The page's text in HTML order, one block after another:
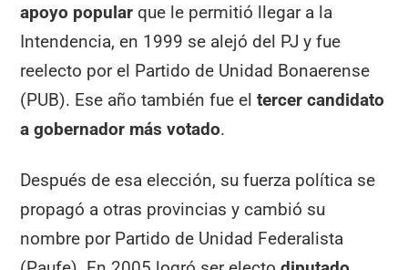
apoyo popular que le permitió llegar a la
Intendencia, en 1999 se alejó del PJ y fue
reelecto por el Partido de Unidad Bonaerense
(PUB). Ese año también fue eltercer candidato
a gobernador más votado.
Después de esa elección, su fuerza política se
propagó a otras provincias y cambió su
nombre por Partido de Unidad Federalista